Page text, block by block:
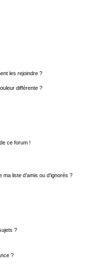
les rejoindre ?
différente ?
ce forum !
liste d’amis ou d’ignorés ?
?
?